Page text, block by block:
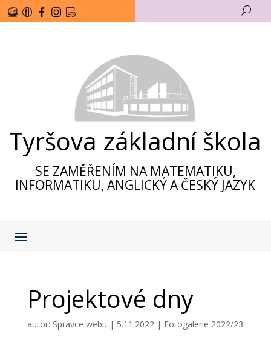
U
Tyršova základní škola
SE ZAMĚŘENÍM NA MATEMATIKU,
INFORMATIKU, ANGLICKÝ A ČESKÝ JAZYK
Projektové dny
autor: Správce webu | 5.11.2022| Fotogalerie 2022/23